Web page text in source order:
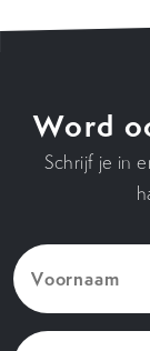
Word
Schrijf je in
Voornaam
(Vereist)
E-